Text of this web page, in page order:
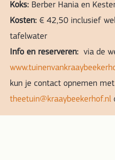
Koks: Berber Hania en
Kosten: € 42,50 inclusief
tafelwater
Info en reserveren: via de
kun je contact opnemen met
theetuin@kraaybeekerhof.nl